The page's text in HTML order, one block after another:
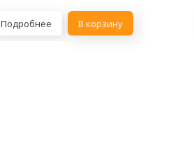
Подробнее В корзину